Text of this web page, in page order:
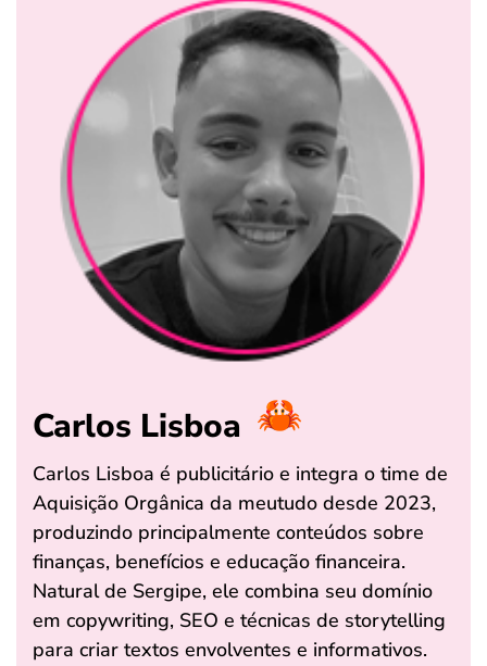
Carlos Lisboa
Carlos Lisboa é publicitário e integra o time de
Aquisição Orgânica da meutudo desde 2023,
produzindo principalmente conteúdos sobre
finanças, benefícios e educação financeira.
Natural de Sergipe, ele combina seu domínio
em copywriting, SEO e técnicas de storytelling
para criar textos envolventes e informativos.